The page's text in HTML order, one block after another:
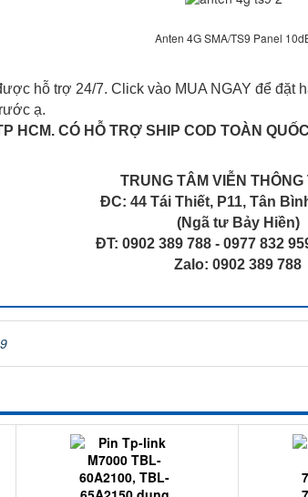
Anten 4G SMA/TS9 Panel
hỗ trợ 24/7. Click vào MUA NGAY để đặt
ạ.
HCM. CÓ HỖ TRỢ SHIP COD TOÀN QUỐC
TRUNG TÂM VIỄN THÔNG
ĐC: 44 Tái Thiết, P11, Tân
(Ngã tư Bảy Hiền)
ĐT: 0902 389 788 - 0977 832
Zalo: 0902 389 788